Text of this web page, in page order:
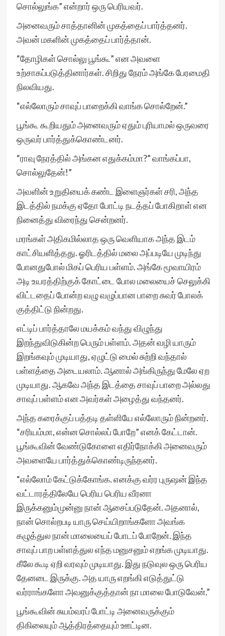
சொல்லுங்க” என்றார் ஒரு பெரியவர்.
அனைவரும் சாத்தானின் முகத்தைப் பார்த்தனர்.
அவன் மகளின் முகத்தைப் பார்த்தான்.
“தோழிகள் சொல்லு பூங்கூ” என அவளை
உற்சாகப்படுத்தினார்கள். சிறிது நேரம் அங்கே பேரமைதி
நிலவியது.
“எல்லோரும் சாவுப் பாறைக்கி வாங்க சொல்றேன்.”
பூங்கூ கூறியதும் அனைவரும் ஏதும் புரியாமல் ஒருவரை
ஒருவர் பார்த்துக்கொண்டனர்.
“ராவு நேரத்தில் அங்கன எதுக்கம்மா?” வாங்கப்பா,
சொல்லுதேன்!”
அவளின் உறுதியைக் கண்ட இளைஞர்கள் சரி, அந்த
இடத்தில் நமக்கு ஏதோ போட்டி நடத்தப் போகிறாள் என
நினைத்து விரைந்து சென்றனர்.
மரங்கள் அதிகமில்லாத ஒரு வெளியாக அந்த இடம்
காட்சியளித்தது. ஓரிடத்தில் மலை அப்படியே முடிந்து
போனதுபோல் மிகப் பெரிய பள்ளம். அங்கே மூவாயிரம்
அடி உயரத்திற்குக் கோட்டை போல மலையைச் செலுக்கி
விட்டதைப் போன்ற வழு வழுப்பான பாறை சுவர் போலக்
குத்திட்டு நின்றது.
எட்டிப் பார்த்தாலே மயக்கம் வந்து விழுந்து
இறந்துவிடுகின்ற பெரும் பள்ளம். அதன் வழி யாரும்
இறங்கவும் முடியாது, ஏழுட்டு மைல் சுற்றி வந்தால்
பள்ளத்தை அடையலாம். ஆனால் அங்கிருந்து மேலே ஏற
முடியாது. ஆகவே அந்த இடத்தை சாவுப் பாறை அல்லது
சாவுப் பள்ளம் என அவர்கள் அழைத்து வந்தனர்.
அந்த கரைக்குப் பத்தடி தள்ளியே எல்லோரும் நின்றனர்.
“சரியம்மா, என்ன சொல்லப் போறே” எனக் கேட்டான்.
பூங்கூவின் வேண்டுகோளை எதிர்நோக்கி அனைவரும்
அவளையே பார்த்துக்கொண்டிருந்தனர்.
“எல்லோம் கேட்டுக்கோங்க. எனக்கு வர்ர புருஷன் இந்த
வட்டாரத்திலேயே பெரிய பெரிய வீரனா
இருக்கனும்முன்னு நான் ஆசைப்படுதேன். அதனால்,
நான் சொல்றபடி யாரு செய்யிறாங்களோ அவங்க
கழுத்துல நான் மாலையைப் போடப் போறேன். இந்த
சாவுப் பாற பள்ளத்துல எந்த மனுசனும் எறங்க முடியாது.
கீலே கூடி ஏறி வரவும் முடியாது. இது நடுவுல ஒரு பெரிய
தேனடை இருக்கு. அத யாரு எறங்கி எடுத்துட்டு
வர்ராங்களோ அவனுக்குத்தான் நா மாலை போடுவேன்.”
பூங்கூவின் சுயம்வரப் போட்டி அனைவருக்கும்
திகிலையும் ஆத்திரத்தையும் ஊட்டின.